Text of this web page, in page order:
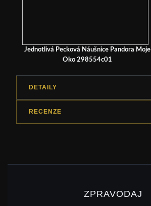
Jednotlivá Pecková Náušnice Pandora Moje
Oko 298554c01
DETAILY
RECENZE
ZPRAVODAJ